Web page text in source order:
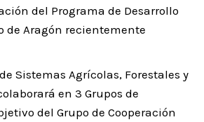
del Programa de Desarrollo
de Aragón recientemente
Sistemas Agrícolas, Forestales y
en 3 Grupos de
del Grupo de Cooperación